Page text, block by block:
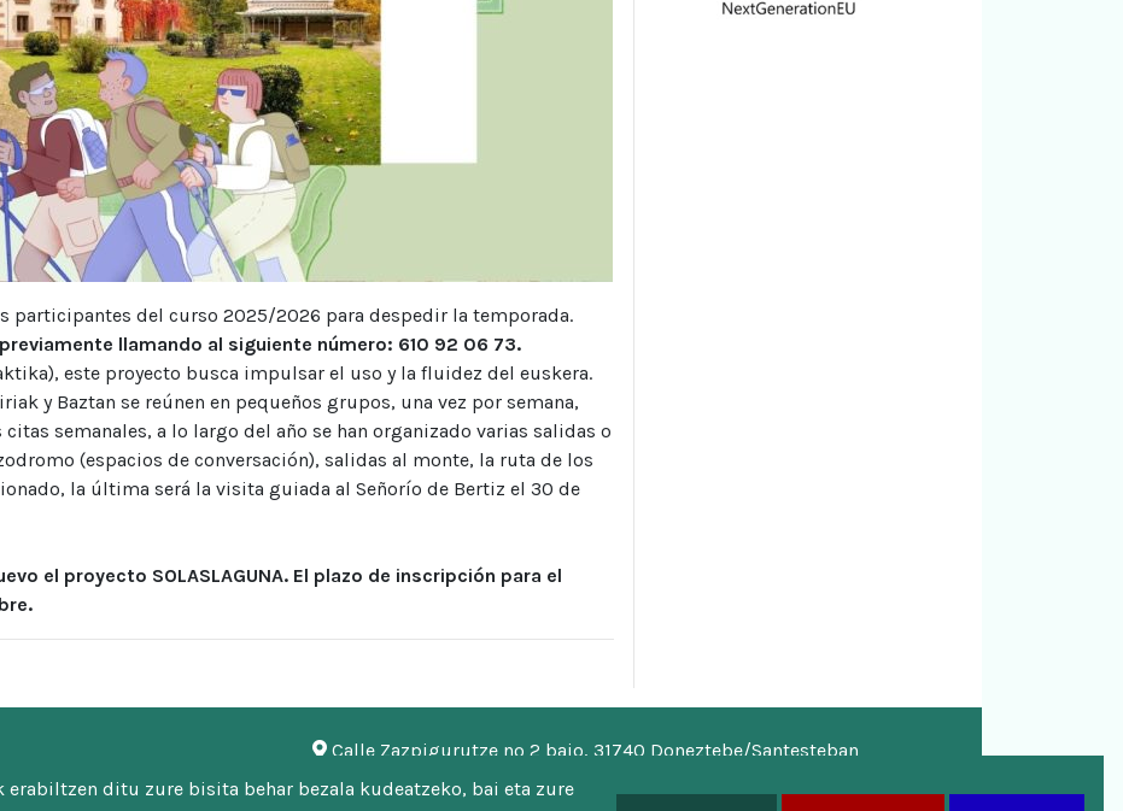
participantes del curso 2025/2026 para despedir la temporada.
llamando al siguiente número: 610 92 06 73.
este proyecto busca impulsar el uso y la fluidez del euskera.
y Baztan se reúnen en pequeños grupos, una vez por semana,
semanales, a lo largo del año se han organizado varias salidas o
(espacios de conversación), salidas al monte, la ruta de los
la última será la visita guiada al Señorío de Bertiz el 30 de
el proyecto SOLASLAGUNA. El plazo de inscripción para el
Calle Zazpigurutze nº 2 bajo, 31740 Doneztebe/Santesteban
948 451 746 | 948 451 669
ditu zure bisita behar bezala kudeatzeko, bai eta zure